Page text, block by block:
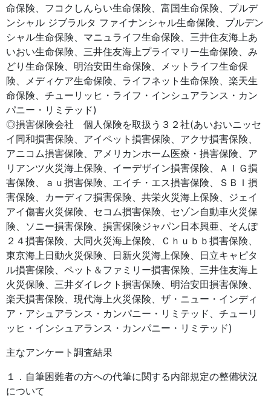
命保険、フコクしんらい生命保険、富国生命保険、プルデ
ンシャル ジブラルタ ファイナンシャル生命保険、プルデン
シャル生命保険、マニュライフ生命保険、三井住友海上あ
いおい生命保険、三井住友海上プライマリー生命保険、み
どり生命保険、明治安田生命保険、メットライフ生命保
険、メディケア生命保険、ライフネット生命保険、楽天生
命保険、チューリッヒ・ライフ・インシュアランス・カン
パニー・リミテッド)
◎損害保険会社 個人保険を取扱う３２社(あいおいニッセ
イ同和損害保険、アイペット損害保険、アクサ損害保険、
アニコム損害保険、アメリカンホーム医療・損害保険、ア
リアンツ火災海上保険、イーデザイン損害保険、ＡＩＧ損
害保険、ａｕ損害保険、エイチ・エス損害保険、ＳＢＩ損
害保険、カーディフ損害保険、共栄火災海上保険、ジェイ
アイ傷害火災保険、セコム損害保険、セゾン自動車火災保
険、ソニー損害保険、損害保険ジャパン日本興亜、そんぽ
２４損害保険、大同火災海上保険、Ｃｈｕｂｂ損害保険、
東京海上日動火災保険、日新火災海上保険、日立キャピタ
ル損害保険、ペット＆ファミリー損害保険、三井住友海上
火災保険、三井ダイレクト損害保険、明治安田損害保険、
楽天損害保険、現代海上火災保険、ザ・ニュー・インディ
ア・アシュアランス・カンパニー・リミテッド、チューリ
ッヒ・インシュアランス・カンパニー・リミテッド)
主なアンケート調査結果
１．自筆困難者の方への代筆に関する内部規定の整備状況
について